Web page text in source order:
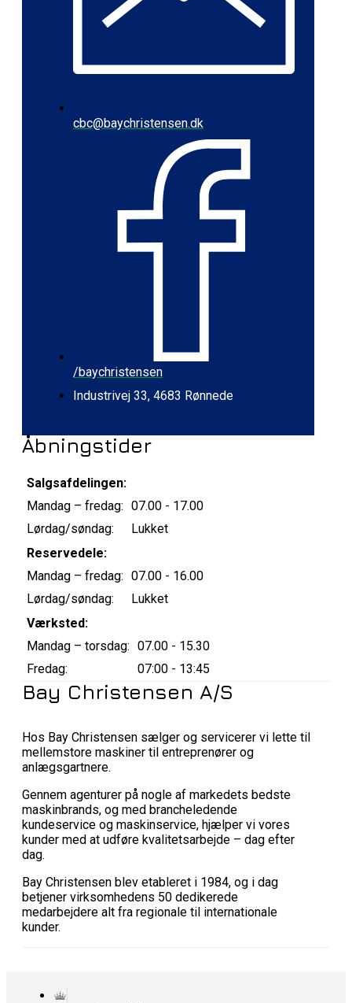
cbc@baychristensen.dk
/baychristensen
Industrivej 33, 4683 Rønnede
Åbningstider
Salgsafdelingen:
Mandag – fredag: 07.00 - 17.00
Lørdag/søndag:
Lukket
Reservedele:
Mandag – fredag: 07.00 - 16.00
Lørdag/søndag:
Lukket
Værksted:
Mandag – torsdag: 07.00 - 15.30
Fredag:
07:00 - 13:45
Bay Christensen A/S
Hos Bay Christensen sælger og servicerer vi lette til
mellemstore maskiner til entreprenører og
anlægsgartnere.
Gennem agenturer på nogle af markedets bedste
maskinbrands, og med brancheledende
kundeservice og maskinservice, hjælper vi vores
kunder med at udføre kvalitetsarbejde – dag efter
dag.
Bay Christensen blev etableret i 1984, og i dag
betjener virksomhedens 50 dedikerede
medarbejdere alt fra regionale til internationale
kunder.